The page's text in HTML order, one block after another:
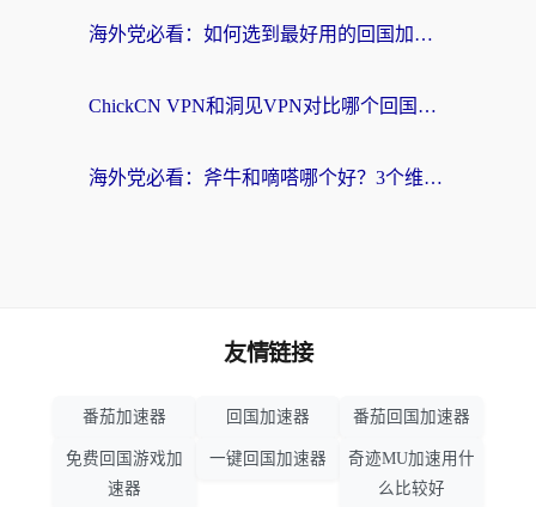
海外党必看：如何选到最好用的回国加速器？从节点到售后的全维度指南
ChickCN VPN和洞见VPN对比哪个回国效果更好？海外党亲测3款加速器+避坑指南
海外党必看：斧牛和嘀嗒哪个好？3个维度教你选对回国加速器
友情链接
番茄加速器 回国加速器 番茄回国加速器
免费回国游戏加
速器
一键回国加速器
奇迹MU加速用什
么比较好